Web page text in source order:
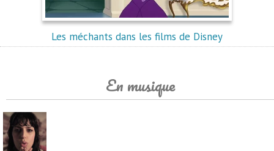
Les méchants dans les films de Disney
En musique